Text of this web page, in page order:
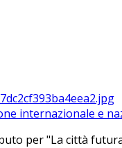
internazionale e
per "La città